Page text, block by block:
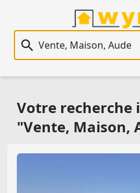
Recherche immobilière
Votre recherche
"Vente, Maison,